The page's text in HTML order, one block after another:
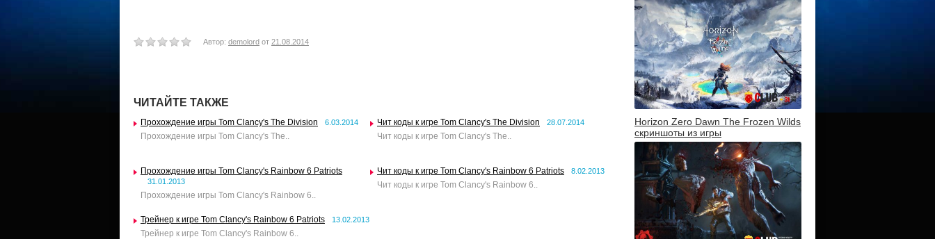
Автор: demolord от 21.08.2014
ЧИТАЙТЕ ТАКЖЕ
Прохождение игры Tom Clancy's The Division 6.03.2014
Прохождение игры Tom Clancy's The..
Чит коды к игре Tom Clancy's The Division 28.07.2014
Чит коды к игре Tom Clancy's The..
Прохождение игры Tom Clancy's Rainbow 6 Patriots
31.01.2013
Прохождение игры Tom Clancy's Rainbow 6..
Чит коды к игре Tom Clancy's Rainbow 6 Patriots 8.02.2013
Чит коды к игре Tom Clancy's Rainbow 6..
Трейнер к игре Tom Clancy's Rainbow 6 Patriots 13.02.2013
Трейнер к игре Tom Clancy's Rainbow 6..
Horizon Zero Dawn The Frozen Wilds
скриншоты из игры